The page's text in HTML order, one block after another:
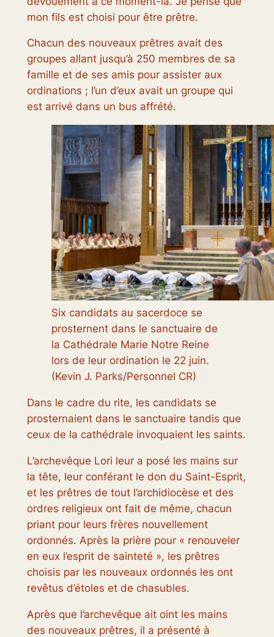
mon fils est choisi pour être prêtre.
Chacun des nouveaux prêtres avait des
groupes allant jusqu’à 250 membres de sa
famille et de ses amis pour assister aux
ordinations ; l’un d’eux avait un groupe qui
est arrivé dans un bus affrété.
Six candidats au sacerdoce se
prosternent dans le sanctuaire de
la Cathédrale Marie Notre Reine
lors de leur ordination le 22 juin.
(Kevin J. Parks/Personnel CR)
Dans le cadre du rite, les candidats se
prosternaient dans le sanctuaire tandis que
ceux de la cathédrale invoquaient les saints.
L’archevêque Lori leur a posé les mains sur
la tête, leur conférant le don du Saint-Esprit,
et les prêtres de tout l’archidiocèse et des
ordres religieux ont fait de même, chacun
priant pour leurs frères nouvellement
ordonnés. Après la prière pour « renouveler
en eux l’esprit de sainteté », les prêtres
choisis par les nouveaux ordonnés les ont
revêtus d’étoles et de chasubles.
Après que l’archevêque ait oint les mains
des nouveaux prêtres, il a présenté à